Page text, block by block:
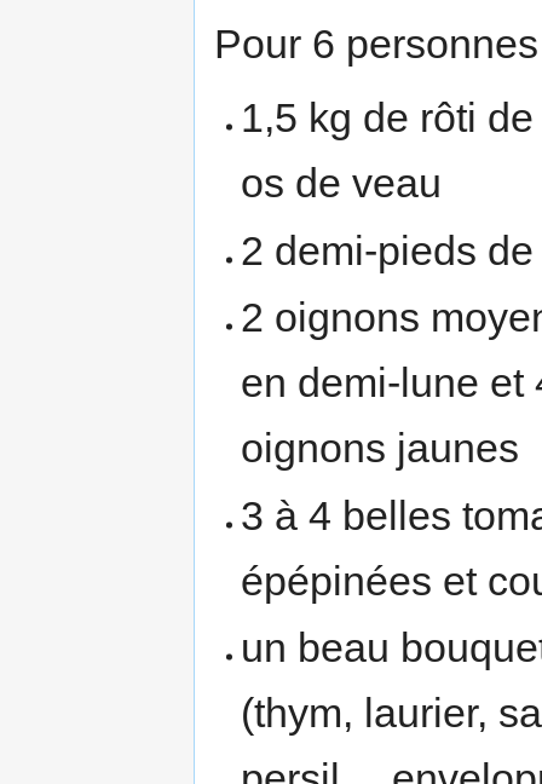
Pour 6
1,5 kg de rôti
os de veau
2 demi-pieds
2 oignons
en demi-lune et
oignons jaunes
3 à 4 belles
épépinées et
un beau
(thym, laurier,